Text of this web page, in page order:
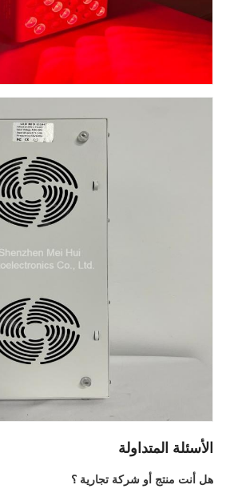
الأسئلة المتداولة
هل أنت منتج أو شركة تجارية ؟